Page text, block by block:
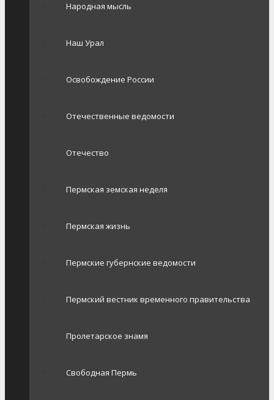
Народная мысль
Наш Урал
Освобождение России
Отечественные ведомости
Отечество
Пермская земская неделя
Пермская жизнь
Пермские губернские ведомости
Пермский вестник временного правительства
Пролетарское знамя
Свободная Пермь